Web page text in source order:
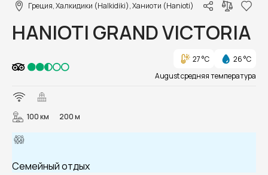
Греция, Халкидики (Halkidiki), Ханиоти (Hanioti)
HANIOTI GRAND VICTORIA
27 °C
26 °C
August средняя температура
100 км 200 м
Семейный отдых